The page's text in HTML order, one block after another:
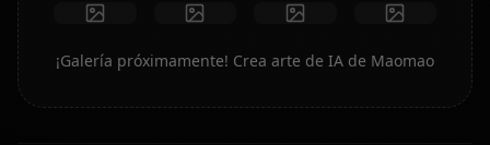
¡Galería próximamente! Crea arte de IA de Maomao